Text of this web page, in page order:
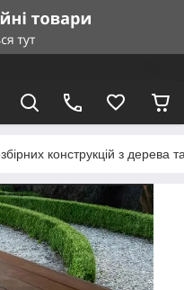
конструкцій з дерева